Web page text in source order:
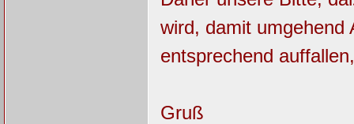
wird, damit umgehend
entsprechend
Gruß